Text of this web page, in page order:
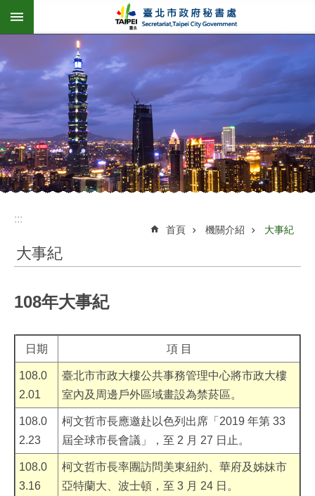
跳到主要內容區塊
:::
首頁 機關介紹 大事紀
大事紀
108年大事紀
日期 項 目
108.0
2.01
臺北市市政大樓公共事務管理中心將市政大樓
室內及周邊戶外區域畫設為禁菸區。
108.0
2.23
柯文哲市長應邀赴以色列出席「2019 年第 33
屆全球市長會議」，至 2 月 27 日止。
108.0
3.16
柯文哲市長率團訪問美東紐約、華府及姊妹市
亞特蘭大、波士頓，至 3 月 24 日。